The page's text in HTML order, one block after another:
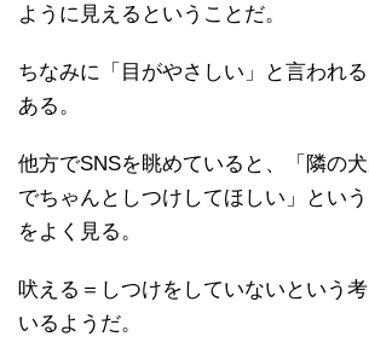
ように見えるということだ。
ちなみに「目がやさしい」と言われ
ある。
他方でSNSを眺めていると、「隣の
でちゃんとしつけしてほしい」とい
をよく見る。
吠える＝しつけをしていないという
いるようだ。